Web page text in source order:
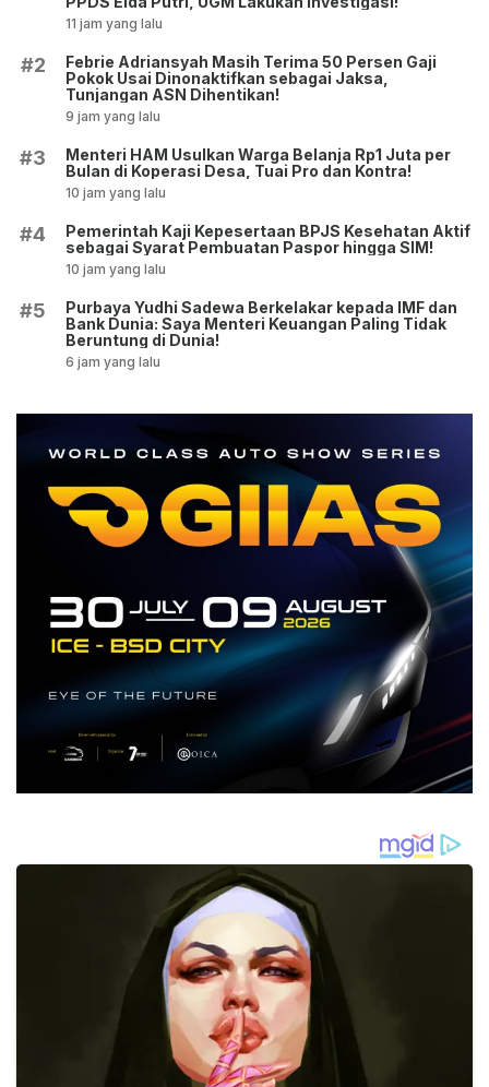
11 jam yang lalu
#2
Febrie Adriansyah Masih Terima 50 Persen Gaji
Pokok Usai Dinonaktifkan sebagai Jaksa,
Tunjangan ASN Dihentikan!
9 jam yang lalu
#3
Menteri HAM Usulkan Warga Belanja Rp1 Juta per
Bulan di Koperasi Desa, Tuai Pro dan Kontra!
10 jam yang lalu
#4
Pemerintah Kaji Kepesertaan BPJS Kesehatan Aktif
sebagai Syarat Pembuatan Paspor hingga SIM!
10 jam yang lalu
#5
Purbaya Yudhi Sadewa Berkelakar kepada IMF dan
Bank Dunia: Saya Menteri Keuangan Paling Tidak
Beruntung di Dunia!
6 jam yang lalu